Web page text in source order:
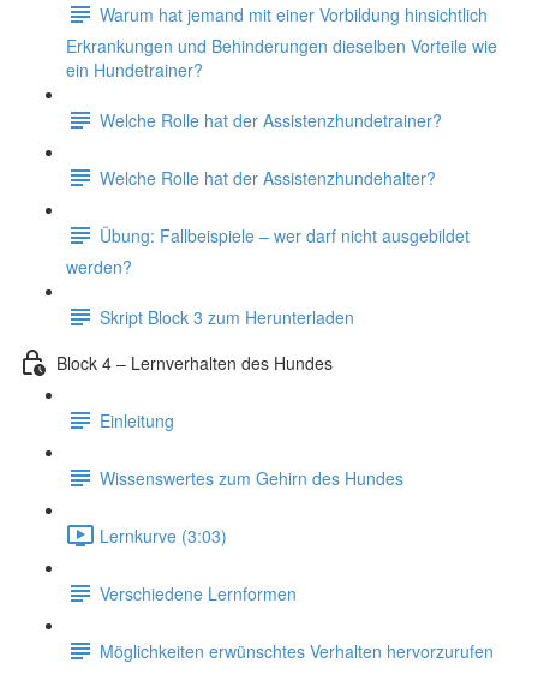
Warum hat jemand mit einer Vorbildung hinsichtlich
Erkrankungen und Behinderungen dieselben Vorteile wie
ein Hundetrainer?
Welche Rolle hat der Assistenzhundetrainer?
Welche Rolle hat der Assistenzhundehalter?
Übung: Fallbeispiele – wer darf nicht ausgebildet
werden?
Skript Block 3 zum Herunterladen
Block 4 – Lernverhalten des Hundes
Einleitung
Wissenswertes zum Gehirn des Hundes
Lernkurve (3:03)
Verschiedene Lernformen
Möglichkeiten erwünschtes Verhalten hervorzurufen